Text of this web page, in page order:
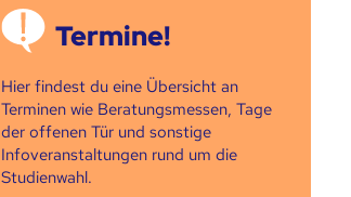
Termine!
Hier findest du eine Übersicht an
Terminen wie Beratungsmessen, Tage
der offenen Tür und sonstige
Infoveranstaltungen rund um die
Studienwahl.